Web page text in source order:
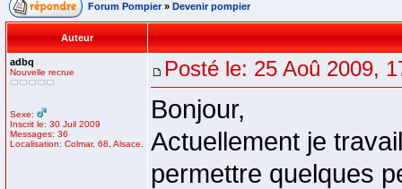
Forum Pompier » Devenir pompier
Auteur
adbq
Nouvelle recrue
Sexe:
Inscrit le: 30 Juil 2009
Messages: 36
Localisation: Colmar, 68, Alsace.
Posté le: 25 Aoû 2009,
Bonjour,
Actuellement je
permettre quelques